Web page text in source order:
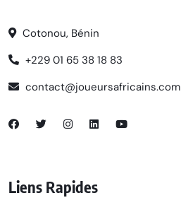
Cotonou, Bénin
+229 01 65 38 18 83
contact@joueursafricains.com
Liens Rapides